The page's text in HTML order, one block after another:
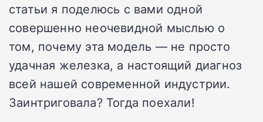
статьи я поделюсь с вами одной
совершенно неочевидной мыслью о
том, почему эта модель — не просто
удачная железка, а настоящий диагноз
всей нашей современной индустрии.
Заинтриговала? Тогда поехали!